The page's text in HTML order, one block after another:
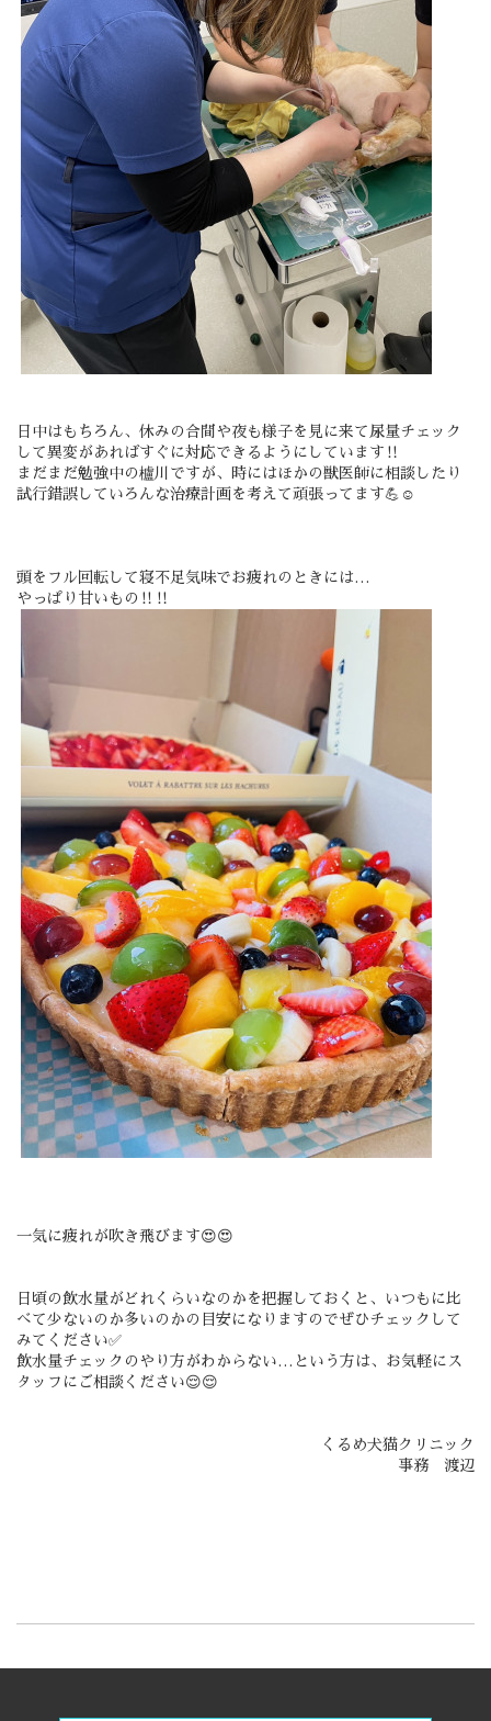
日中はもちろん、休みの合間や夜も様子を見に来て尿量チェック
して異変があればすぐに対応できるようにしています‼️
まだまだ勉強中の櫨川ですが、時にはほかの獣医師に相談したり
試行錯誤していろんな治療計画を考えて頑張ってます💪☺️
頭をフル回転して寝不足気味でお疲れのときには…
やっぱり甘いもの‼️‼️
一気に疲れが吹き飛びます😍😍
日頃の飲水量がどれくらいなのかを把握しておくと、いつもに比
べて少ないのか多いのかの目安になりますのでぜひチェックして
みてください✅
飲水量チェックのやり方がわからない…という方は、お気軽にス
タッフにご相談ください😌😌
くるめ犬猫クリニック
事務 渡辺